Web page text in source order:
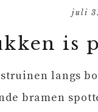
juli
is
langs
bramen